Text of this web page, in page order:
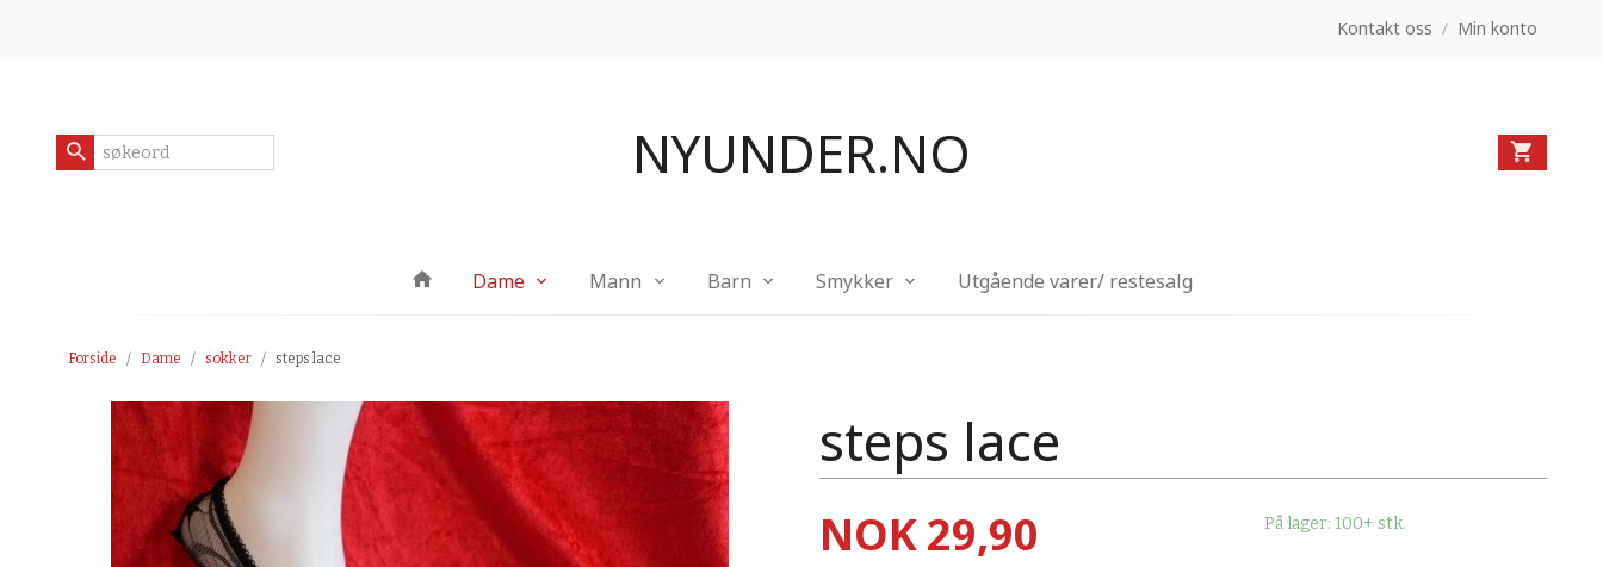
Kontakt oss / Min konto
NYUNDER.NO
Dame Mann Barn Smykker Utgående varer/ restesalg
Forside Dame sokker steps lace
steps lace
Pris
NOK29,90 På lager: 100+ stk.